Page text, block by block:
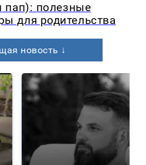
пап): полезные
для родительства
новость ↓